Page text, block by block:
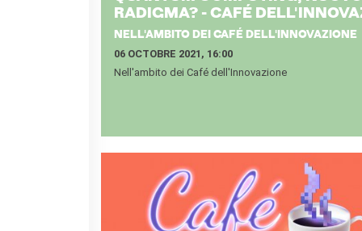
Organigramme
Emplois/stages
Marchés Publics
I Vantaggi
I nostri luoghi
I contatti
I nostri sostenitori
RA­DIG­MA? - CAFÉ
NELL'AMBITO DEI CAFÉ DELL'INNOVAZIONE
06 OCTOBRE 2021, 16:00
Nell'ambito dei Café dell'Innovazione